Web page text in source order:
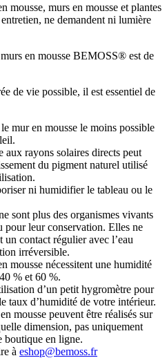
mousse, murs en mousse et plantes
ne demandent ni lumière
en mousse BEMOSS® est de
de vie possible, il est essentiel de
mur en mousse le moins possible
rayons solaires directs peut
du pigment naturel utilisé
ni humidifier le tableau ou le
sont plus des organismes vivants
pour leur conservation. Elles ne
un contact régulier avec l’eau
irréversible.
mousse nécessitent une humidité
% et 60 %.
d’un petit hygromètre pour
taux d’humidité de votre intérieur.
mousse peuvent être réalisés sur
dimension, pas uniquement
boutique en ligne.
à eshop@bemoss.fr